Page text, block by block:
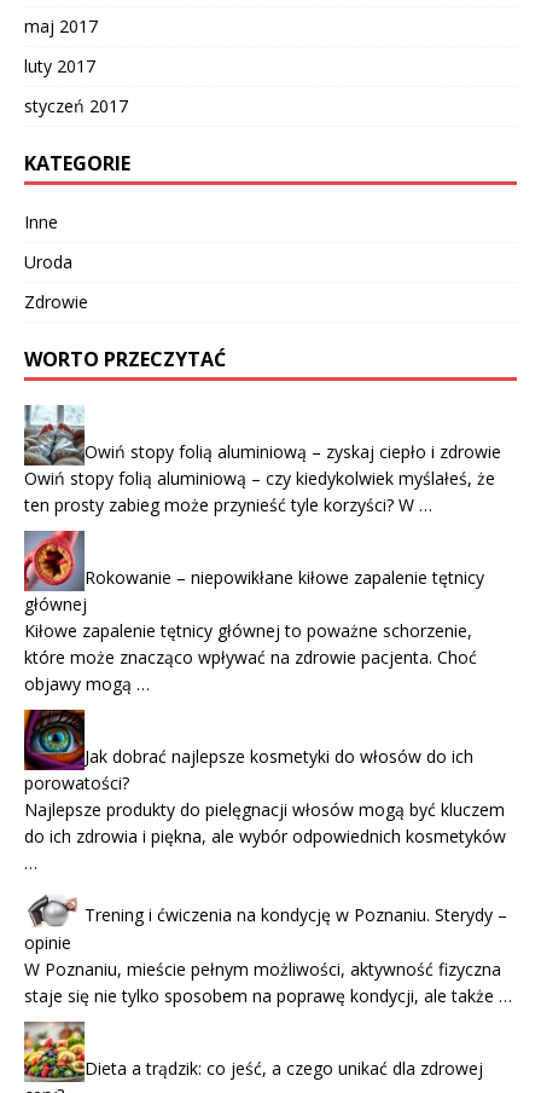
maj 2017
luty 2017
styczeń 2017
KATEGORIE
Inne
Uroda
Zdrowie
WORTO PRZECZYTAĆ
Owiń stopy folią aluminiową – zyskaj ciepło i zdrowie
Owiń stopy folią aluminiową – czy kiedykolwiek myślałeś, że
ten prosty zabieg może przynieść tyle korzyści? W …
Rokowanie – niepowikłane kiłowe zapalenie tętnicy
głównej
Kiłowe zapalenie tętnicy głównej to poważne schorzenie,
które może znacząco wpływać na zdrowie pacjenta. Choć
objawy mogą …
Jak dobrać najlepsze kosmetyki do włosów do ich
porowatości?
Najlepsze produkty do pielęgnacji włosów mogą być kluczem
do ich zdrowia i piękna, ale wybór odpowiednich kosmetyków
…
Trening i ćwiczenia na kondycję w Poznaniu. Sterydy –
opinie
W Poznaniu, mieście pełnym możliwości, aktywność fizyczna
staje się nie tylko sposobem na poprawę kondycji, ale także …
Dieta a trądzik: co jeść, a czego unikać dla zdrowej